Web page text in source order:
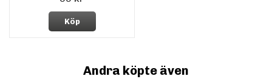
Köp
Andra köpte även